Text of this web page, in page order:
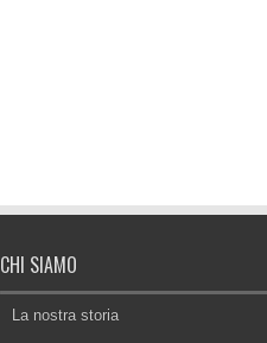
CHI SIAMO
La nostra storia